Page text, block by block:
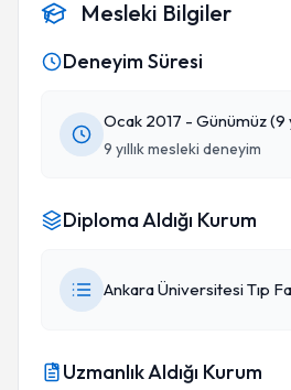
Mesleki Bilgiler
Deneyim Süresi
Ocak 2017 - Günümüz (9
9 yıllık mesleki deneyim
Diploma Aldığı Kurum
Ankara Üniversitesi Tıp
Uzmanlık Aldığı Kurum